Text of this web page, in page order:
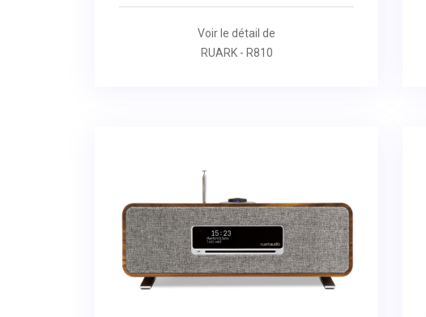
Voir le détail de
RUARK - R810